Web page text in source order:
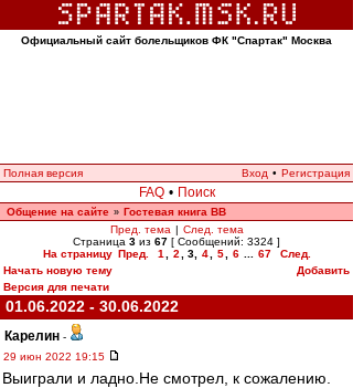
Официальный сайт болельщиков ФК "Спартак" Москва
Полная версия Вход • Регистрация
FAQ • Поиск
Общение на сайте » Гостевая книга ВВ
Пред. тема | След. тема
Страница 3 из 67 [ Сообщений: 3324 ]
На страницу Пред. 1 2 3, 4 5 6 67
След.
Начать новую тему
Добавить
Версия для печати
01.06.2022 - 30.06.2022
Карелин -
29 июн 2022 19:15
Выиграли и ладно.Не смотрел, к сожалению.